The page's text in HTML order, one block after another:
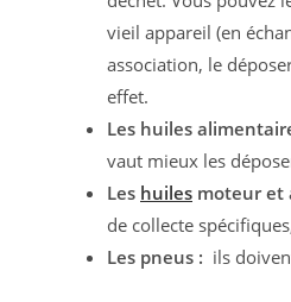
vieil appareil (en
association, le
effet.
Les huiles
vaut mieux les
Les huiles moteur et
de collecte
Les pneus : ils